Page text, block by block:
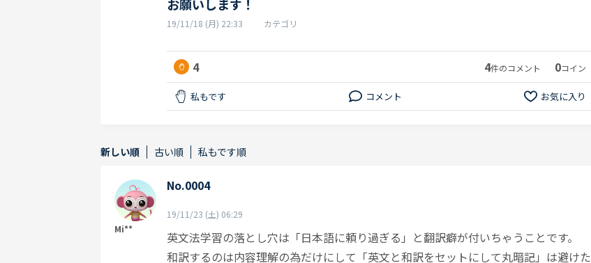
お願いします！
19/11/18 (月) 22:33 カテゴリ
4 4件のコメント 0コイン
私もです コメント お気に入り
新しい順 古い順 私もです順
Mi**
No.0004
19/11/23 (土) 06:29
英文法学習の落とし穴は「日本語に頼り過ぎる」と翻訳癖が付いちゃうことです。
和訳するのは内容理解の為だけにして「英文と和訳をセットにして丸暗記」は避けた